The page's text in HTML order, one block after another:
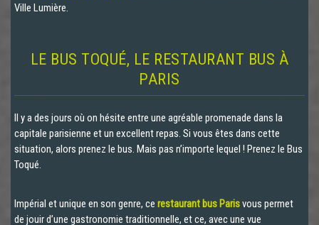
Ville Lumière.
LE BUS TOQUÉ, LE RESTAURANT BUS À
PARIS
Il y a des jours où on hésite entre une agréable promenade dans la
capitale parisienne et un excellent repas. Si vous êtes dans cette
situation, alors prenez le bus. Mais pas n’importe lequel ! Prenez le Bus
Toqué.
Impérial et unique en son genre, ce restaurant bus Parisvous permet
de jouir d’une gastronomie traditionnelle, et ce, avec une vue